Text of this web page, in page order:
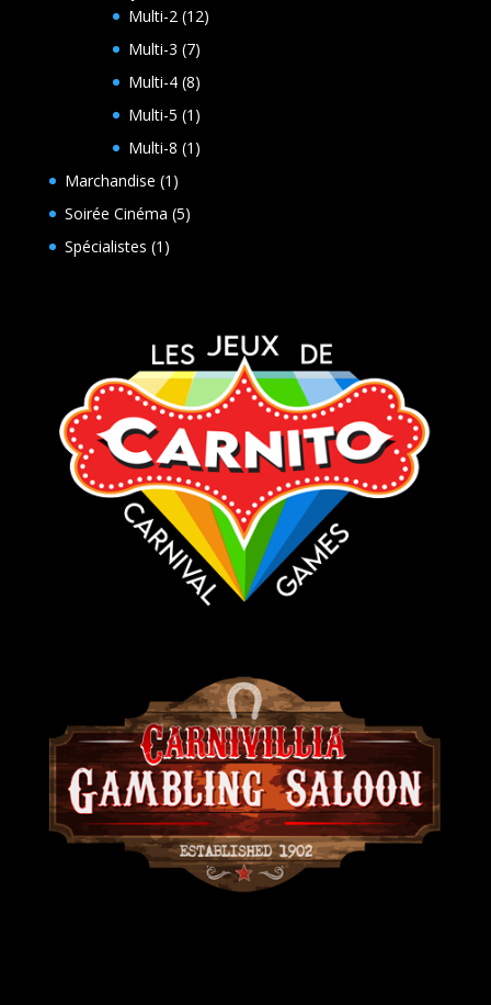
produits
Multi-2 1212
Multi-3 77
produits
Multi-4 88
produits
Multi-5 1 1
produit
Multi-8 1 1
Marchandise 1 1
produit
Soirée Cinéma 55
Spécialistes 1 1